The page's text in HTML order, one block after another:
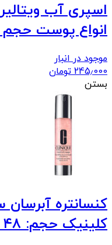
انواع پوست حجم 75 میلی
موجود در انبار
245٫000 تومان
بستن
کنسانتره
کلینیک حجم: ۴۸ میلی‌لیتر